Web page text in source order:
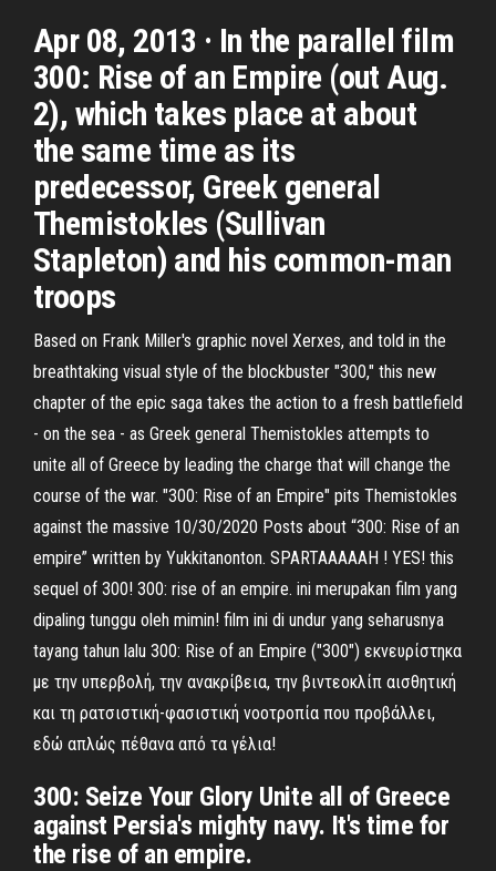
Apr 08, 2013 · In the parallel film
300: Rise of an Empire (out Aug.
2), which takes place at about
the same time as its
predecessor, Greek general
Themistokles (Sullivan
Stapleton) and his common-man
troops
Based on Frank Miller's graphic novel Xerxes, and told in the
breathtaking visual style of the blockbuster "300," this new
chapter of the epic saga takes the action to a fresh battlefield
- on the sea - as Greek general Themistokles attempts to
unite all of Greece by leading the charge that will change the
course of the war. "300: Rise of an Empire" pits Themistokles
against the massive 10/30/2020 Posts about “300: Rise of an
empire” written by Yukkitanonton. SPARTAAAAAH ! YES! this
sequel of 300! 300: rise of an empire. ini merupakan film yang
dipaling tunggu oleh mimin! film ini di undur yang seharusnya
tayang tahun lalu 300: Rise of an Empire ("300") εκνευρίστηκα
με την υπερβολή, την ανακρίβεια, την βιντεοκλίπ αισθητική
και τη ρατσιστική-φασιστική νοοτροπία που προβάλλει,
εδώ απλώς πέθανα από τα γέλια!
300: Seize Your Glory Unite all of Greece
against Persia's mighty navy. It's time for
the rise of an empire.